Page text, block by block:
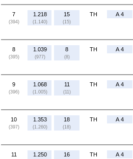
7
(394)
1.218
(1.140)
15
(15)
TH A 4
8
(395)
1.039
(977)
8
(8)
TH A 4
9
(396)
1.068
(1.005)
11
(11)
TH A 4
10
(397)
1.353
(1.260)
18
(18)
TH A 4
11 1.250 16 TH A 4